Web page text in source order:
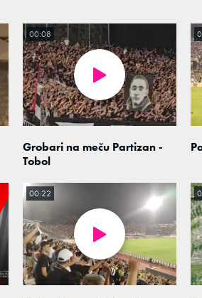
Grobari na meču Partizan -
Tobol
00:08
00:22